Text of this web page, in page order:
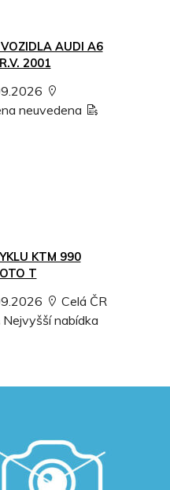
AUDI A6
2001
neuvedena
KTM 990
T
Celá ČR
Nejvyšší nabídka